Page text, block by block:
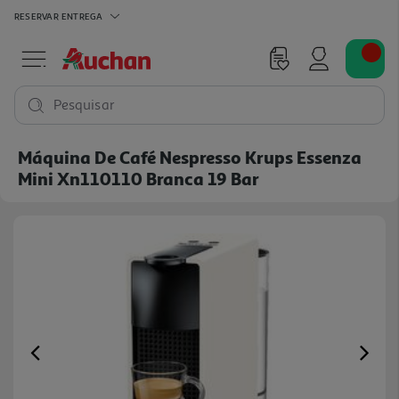
RESERVAR ENTREGA
Pesquisar
Máquina De Café Nespresso Krups Essenza
Mini Xn110110 Branca 19 Bar
Previous